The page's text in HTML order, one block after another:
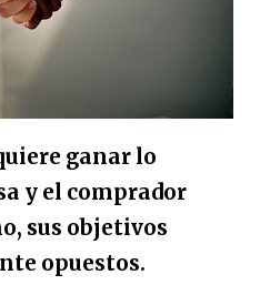
ganar lo
y el comprador
sus objetivos
opuestos.